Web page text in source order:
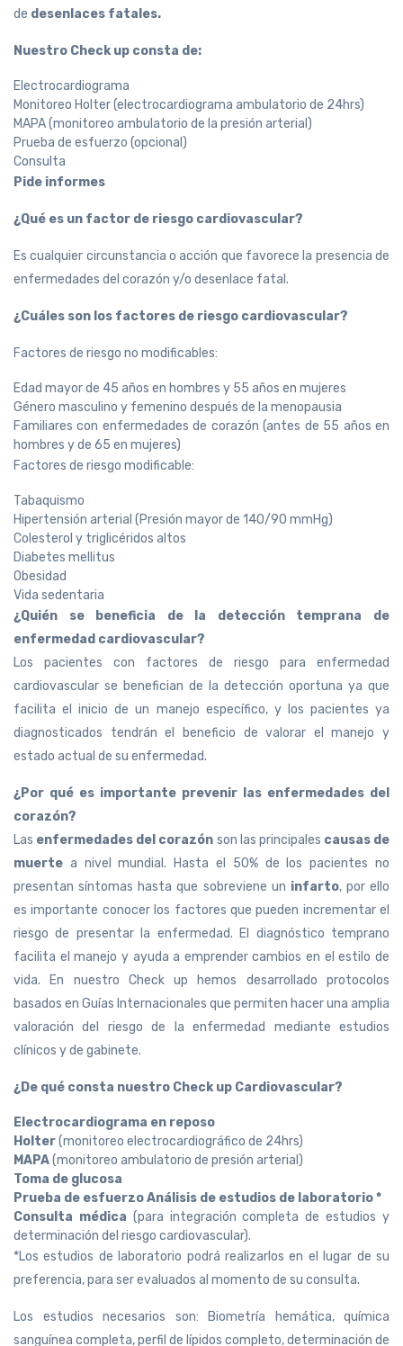
de desenlaces fatales.
Nuestro Check up consta de:
Electrocardiograma
Monitoreo Holter (electrocardiograma ambulatorio de 24hrs)
MAPA (monitoreo ambulatorio de la presión arterial)
Prueba de esfuerzo (opcional)
Consulta
Pide informes
¿Qué es un factor de riesgo cardiovascular?
Es cualquier circunstancia o acción que favorece la presencia de
enfermedades del corazón y/o desenlace fatal.
¿Cuáles son los factores de riesgo cardiovascular?
Factores de riesgo no modificables:
Edad mayor de 45 años en hombres y 55 años en mujeres
Género masculino y femenino después de la menopausia
Familiares con enfermedades de corazón (antes de 55 años en
hombres y de 65 en mujeres)
Factores de riesgo modificable:
Tabaquismo
Hipertensión arterial (Presión mayor de 140/90 mmHg)
Colesterol y triglicéridos altos
Diabetes mellitus
Obesidad
Vida sedentaria
¿Quién se beneficia de la detección temprana de
enfermedad cardiovascular?
Los pacientes con factores de riesgo para enfermedad
cardiovascular se benefician de la detección oportuna ya que
facilita el inicio de un manejo específico, y los pacientes ya
diagnosticados tendrán el beneficio de valorar el manejo y
estado actual de su enfermedad.
¿Por qué es importante prevenir las enfermedades del
corazón?
Las enfermedades del corazón son las principales causas de
muerte a nivel mundial. Hasta el 50% de los pacientes no
presentan síntomas hasta que sobreviene un infarto, por ello
es importante conocer los factores que pueden incrementar el
riesgo de presentar la enfermedad. El diagnóstico temprano
facilita el manejo y ayuda a emprender cambios en el estilo de
vida. En nuestro Check up hemos desarrollado protocolos
basados en Guías Internacionales que permiten hacer una amplia
valoración del riesgo de la enfermedad mediante estudios
clínicos y de gabinete.
¿De qué consta nuestro Check up Cardiovascular?
Electrocardiograma en reposo
Holter(monitoreo electrocardiográfico de 24hrs)
MAPA(monitoreo ambulatorio de presión arterial)
Toma de glucosa
Prueba de esfuerzo Análisis de estudios de laboratorio *
Consulta médica (para integración completa de estudios y
determinación del riesgo cardiovascular).
*Los estudios de laboratorio podrá realizarlos en el lugar de su
preferencia, para ser evaluados al momento de su consulta.
Los estudios necesarios son: Biometría hemática, química
sanguínea completa, perfil de lípidos completo, determinación de